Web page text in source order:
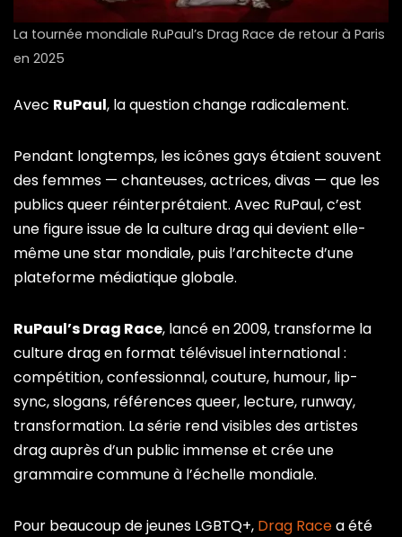
La tournée mondiale RuPaul’s Drag Race de retour à Paris
en 2025
Avec RuPaul, la question change radicalement.
Pendant longtemps, les icônes gays étaient souvent
des femmes — chanteuses, actrices, divas — que les
publics queer réinterprétaient. Avec RuPaul, c’est
une figure issue de la culture drag qui devient elle-
même une star mondiale, puis l’architecte d’une
plateforme médiatique globale.
RuPaul’s Drag Race, lancé en 2009, transforme la
culture drag en format télévisuel international :
compétition, confessionnal, couture, humour, lip-
sync, slogans, références queer, lecture, runway,
transformation. La série rend visibles des artistes
drag auprès d’un public immense et crée une
grammaire commune à l’échelle mondiale.
Pour beaucoup de jeunes LGBTQ+, Drag Racea été